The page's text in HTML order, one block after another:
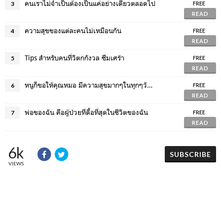
3 คนเราไม่จำเป็นต้องเป็นแค่อย่างเดียวตลอดไป
FREE
READ
4 ความสุขของแต่ละคนไม่เหมือนกัน
FREE
READ
5 Tips สำหรับคนที่วิตกกังวล ซึมเศร้า
FREE
READ
6 หนูก็ขอให้คุณหมอ มีความสุขมากๆในทุกๆวันเช่นกันค่ะ…
FREE
READ
7 พ่อของฉัน คือผู้ป่วยที่ดื้อที่สุดในชีวิตของฉัน
FREE
READ
6k
VIEWS
SUBSCRIBE